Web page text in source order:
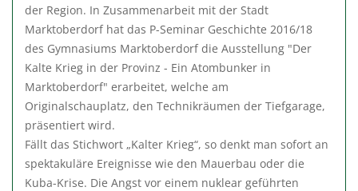
der Region. In Zusammenarbeit mit der Stadt
Marktoberdorf hat das P-Seminar Geschichte 2016/18
des Gymnasiums Marktoberdorf die Ausstellung "Der
Kalte Krieg in der Provinz - Ein Atombunker in
Marktoberdorf" erarbeitet, welche am
Originalschauplatz, den Technikräumen der Tiefgarage,
präsentiert wird.
Fällt das Stichwort „Kalter Krieg“, so denkt man sofort an
spektakuläre Ereignisse wie den Mauerbau oder die
Kuba-Krise. Die Angst vor einem nuklear geführten